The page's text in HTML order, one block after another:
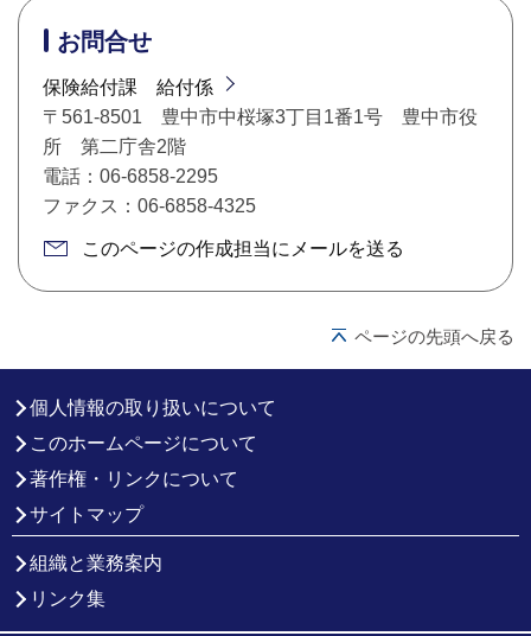
お問合せ
保険給付課 給付係
〒561-8501 豊中市中桜塚3丁目1番1号 豊中市役
所 第二庁舎2階
電話：06-6858-2295
ファクス：06-6858-4325
このページの作成担当にメールを送る
ページの先頭へ戻る
個人情報の取り扱いについて
このホームページについて
著作権・リンクについて
サイトマップ
組織と業務案内
リンク集